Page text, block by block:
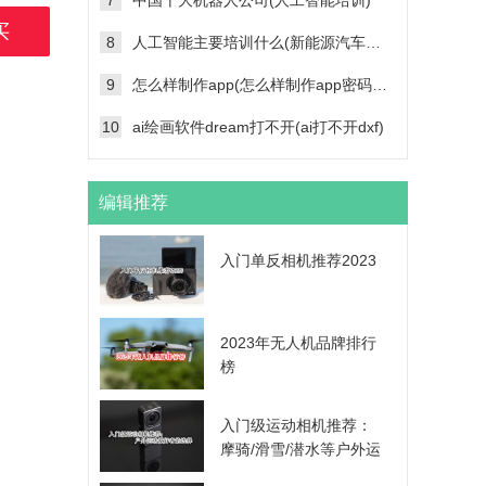
8
9
10 ai绘画软件dream打不开(ai打不开dxf)
编辑推荐
入门单反相机推荐2023
2023年无人机品牌排行
榜
入门级运动相机推荐：
摩骑/滑雪/潜水等户外运